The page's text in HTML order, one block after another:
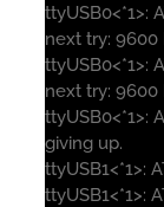
ttyUSB0<*1>:
next try: 9600
ttyUSB0<*1>:
next try: 9600
ttyUSB0<*1>:
giving up.
ttyUSB1<*1>:
ttyUSB1<*1>: